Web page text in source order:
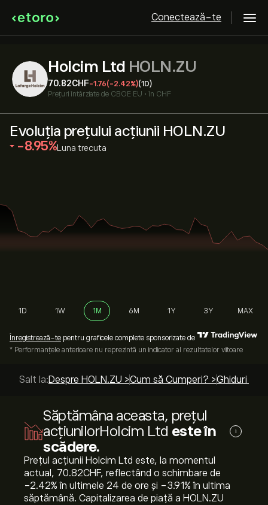
Conectează-te
Holcim Ltd HOLN.ZU
70.82‎CHF‎-1.76(-2.42%)(1D)
Prețuri întârziate de CBOE EU • în CHF
Evoluția prețului acțiunii HOLN.ZU
‎-8.95‎ Luna trecuta
1D 1W 1M 6M 1Y 3Y MAX
Înregistrează-te pentru graficele complete sponsorizate de
* Performanțele anterioare nu reprezintă un indicator al rezultatelor viitoare
Salt la:Despre HOLN.ZU >Cum să Cumperi? >Ghiduri de
Săptămâna aceasta, prețul
acțiunilorHolcim Ltd este în
scădere.
i
Prețul acțiunii Holcim Ltd este, la momentul
actual, 70.82‎CHF‎, reflectând o schimbare de
‎-2.42‎% în ultimele 24 de ore și ‎-3.91‎% în ultima
săptămână. Capitalizarea de piață a HOLN.ZU